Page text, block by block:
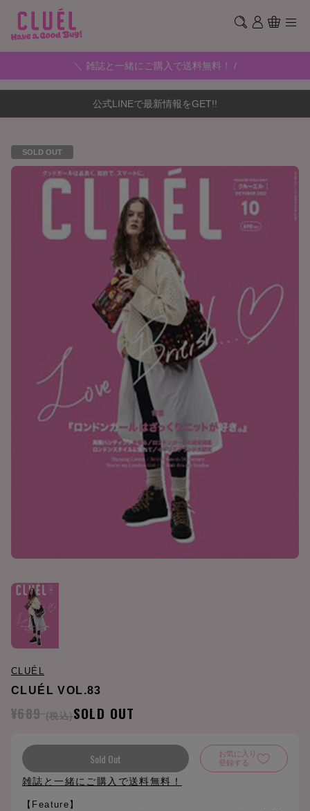
＼ 雑誌と一緒にご購入で送料無料！ /
公式LINEで最新情報をGET!!
SOLD OUT
CLUÉL
CLUÉL VOL.83
¥689 (税込)SOLD OUT
Sold Out
お気に入り
登録する
雑誌と一緒にご購入で送料無料！
【Feature】